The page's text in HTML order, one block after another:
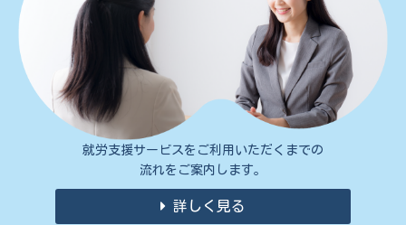
就労支援サービスをご利用いただくまでの
流れをご案内します。
詳しく見る